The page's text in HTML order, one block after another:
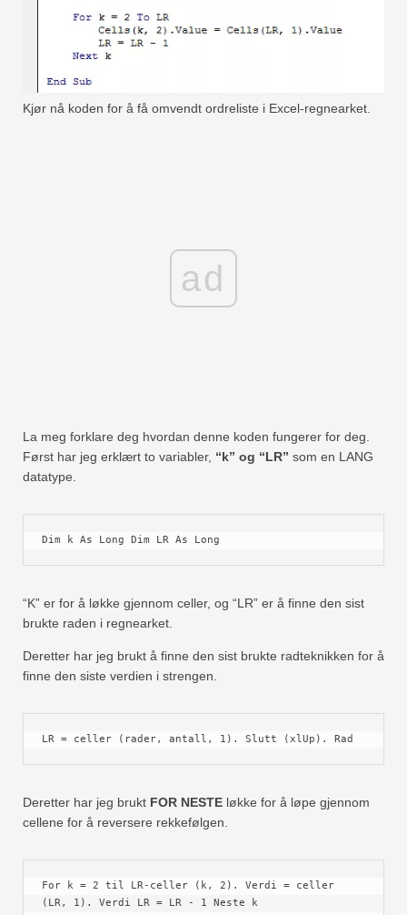
Kjør nå koden for å få omvendt ordreliste i Excel-regnearket.
ad
La meg forklare deg hvordan denne koden fungerer for deg.
Først har jeg erklært to variabler, “k” og “LR” som en LANG
datatype.
Dim k As Long Dim LR As Long
“K” er for å løkke gjennom celler, og “LR” er å finne den sist
brukte raden i regnearket.
Deretter har jeg brukt å finne den sist brukte radteknikken for å
finne den siste verdien i strengen.
LR = celler (rader, antall, 1). Slutt (xlUp). Rad
Deretter har jeg brukt FOR NESTE løkke for å løpe gjennom
cellene for å reversere rekkefølgen.
For k = 2 til LR-celler (k, 2). Verdi = celler
(LR, 1). Verdi LR = LR - 1 Neste k